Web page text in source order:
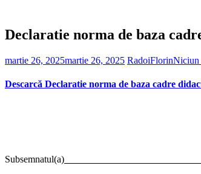
Declaratie norma de baza
martie 26, 2025martie 26, 2025 RadoiFlorinNiciun
Descarcă Declaratie norma de baza cadre
Subsemnatul(a)